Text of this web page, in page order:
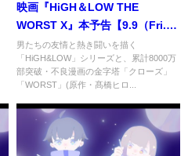
映画『HiGH＆LOW THE
WORST X』本予告【9.9（Fri.）
ROADSHOW】
男たちの友情と熱き闘いを描く
「HiGH&LOW」シリーズと、累計8000万
部突破・不良漫画の金字塔「クローズ」
「WORST」(原作・髙橋ヒロ...